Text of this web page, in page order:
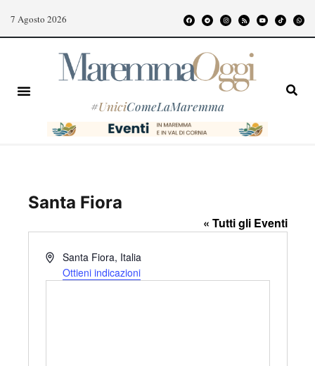
7 Agosto 2026
#UniciComeLaMaremma
Santa Fiora
« Tutti gli Eventi
I
Santa Fiora, Italia
Ottieni indicazioni